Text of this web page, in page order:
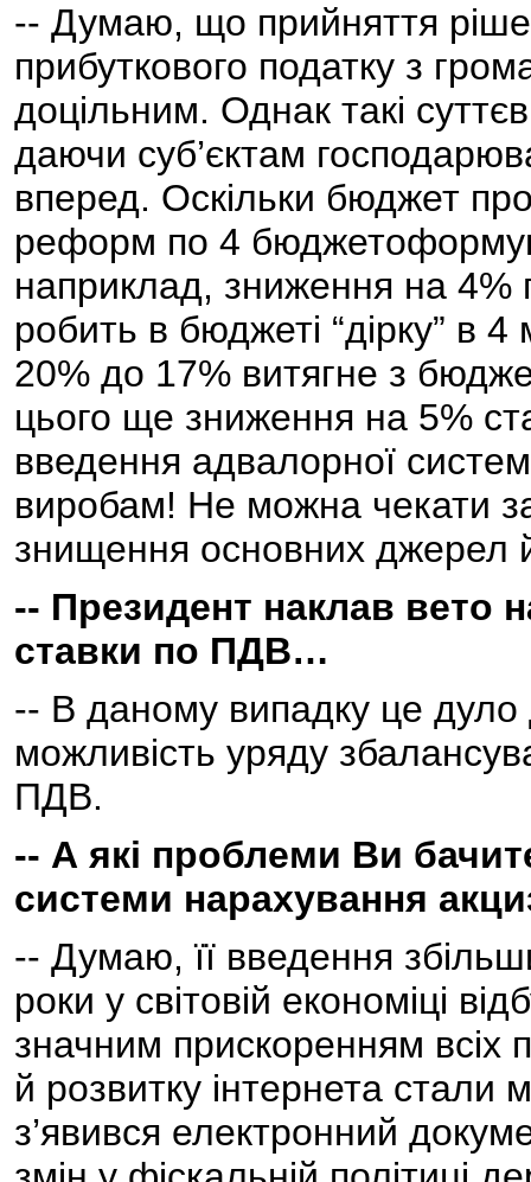
-- Думаю, що прийняття
прибуткового податку з
доцільним. Однак такі
даючи суб’єктам
вперед. Оскільки бюджет
реформ по 4
наприклад, зниження на 4%
робить в бюджеті “дірку” в
20% до 17% витягне з
цього ще зниження на 5%
введення адвалорної
виробам! Не можна чекати
знищення основних джерел
-- Президент наклав вето
ставки по ПДВ…
-- В даному випадку це
можливість уряду
ПДВ.
-- А які проблеми Ви
системи нарахування
-- Думаю, її введення
роки у світовій економіці
значним прискоренням всіх
й розвитку інтернета стали
з’явився електронний